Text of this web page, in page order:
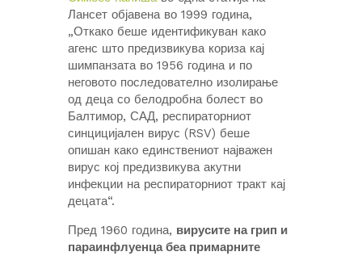
Лансет објавена во 1999 година,
„Откако беше идентификуван како
агенс што предизвикува кориза кај
шимпанзата во 1956 година и по
неговото последователно изолирање
од деца со белодробна болест во
Балтимор, САД, респираторниот
синцицијален вирус (RSV) беше
опишан како единствениот најважен
вирус кој предизвикува акутни
инфекции на респираторниот тракт кај
децата“.
Пред 1960 година, вирусите на грип и
параинфлуенца беа примарните